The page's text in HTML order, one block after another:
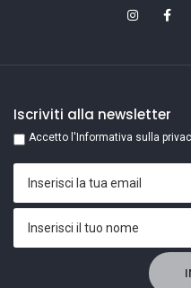
Iscriviti alla newsletter
Accetto l'Informativa sulla